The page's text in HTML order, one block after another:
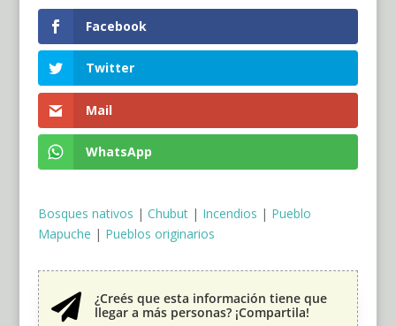
Facebook
Twitter
Mail
WhatsApp
Bosques nativos | Chubut| Incendios | Pueblo
Mapuche | Pueblos originarios

¿Creés que esta información tiene que
llegar a más personas? ¡Compartila!